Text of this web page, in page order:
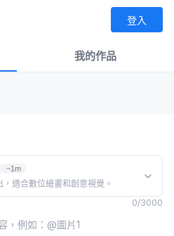
登入
我的作品
~1m
適合數位繪畫和創意視覺。
0/3000